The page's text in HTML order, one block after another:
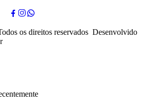
os direitos reservados Desenvolvido